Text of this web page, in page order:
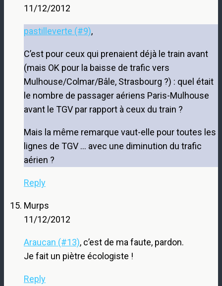
11/12/2012
pastilleverte (#9),
C’est pour ceux qui prenaient déjà le train avant
(mais OK pour la baisse de trafic vers
Mulhouse/Colmar/Bâle, Strasbourg ?) : quel était
le nombre de passager aériens Paris-Mulhouse
avant le TGV par rapport à ceux du train ?
Mais la même remarque vaut-elle pour toutes les
lignes de TGV … avec une diminution du trafic
aérien ?
Reply
Murps
11/12/2012
Araucan (#13), c’est de ma faute, pardon.
Je fait un piètre écologiste !
Reply